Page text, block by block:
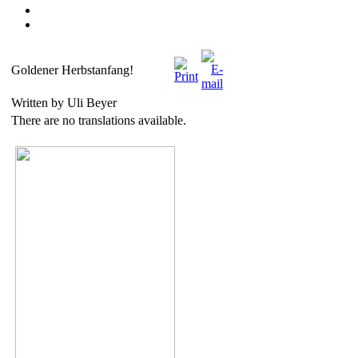
Goldener Herbstanfang!
Written by Uli Beyer
There are no translations available.